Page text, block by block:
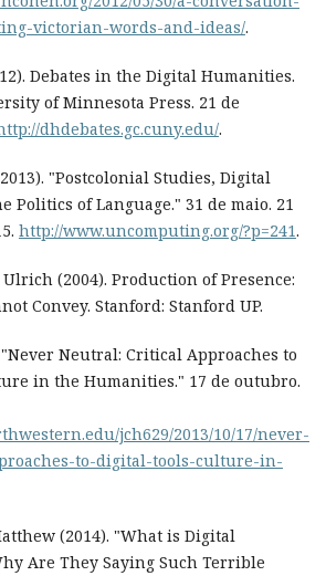
victorian-words-and-ideas/.
Debates in the Digital Humanities.
of Minnesota Press. 21 de
dhdebates.gc.cuny.edu/.
"Postcolonial Studies, Digital
Politics of Language." 31 de maio. 21
http://www.uncomputing.org/?p=241.
Ulrich (2004). Production of Presence:
Convey. Stanford: Stanford UP.
"Never Neutral: Critical Approaches to
in the Humanities." 17 de outubro.
jch629/2013/10/17/never-
to-digital-tools-culture-in-
(2014). "What is Digital
Are They Saying Such Terrible